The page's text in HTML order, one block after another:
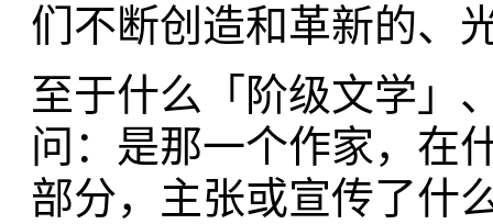
们不断创造和革新的、
至于什么「阶级文学」
问：是那一个作家，在
部分，主张或宣传了什